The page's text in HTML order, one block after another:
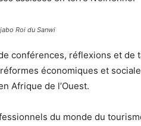
Roi du Sanwi
conférences, réflexions et de
économiques et
Afrique de l’Ouest.
du monde du